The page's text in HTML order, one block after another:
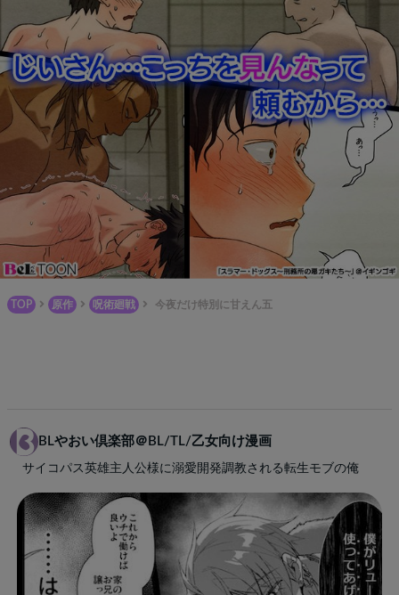
TOP 原作 呪術廻戦 今夜だけ特別に甘えん五
BLやおい倶楽部＠BL/TL/乙女向け漫画
サイコパス英雄主人公様に溺愛開発調教される転生モブの俺